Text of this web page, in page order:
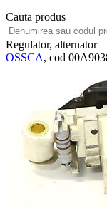
Cauta produs
Regulator, alternator
OSSCA, cod